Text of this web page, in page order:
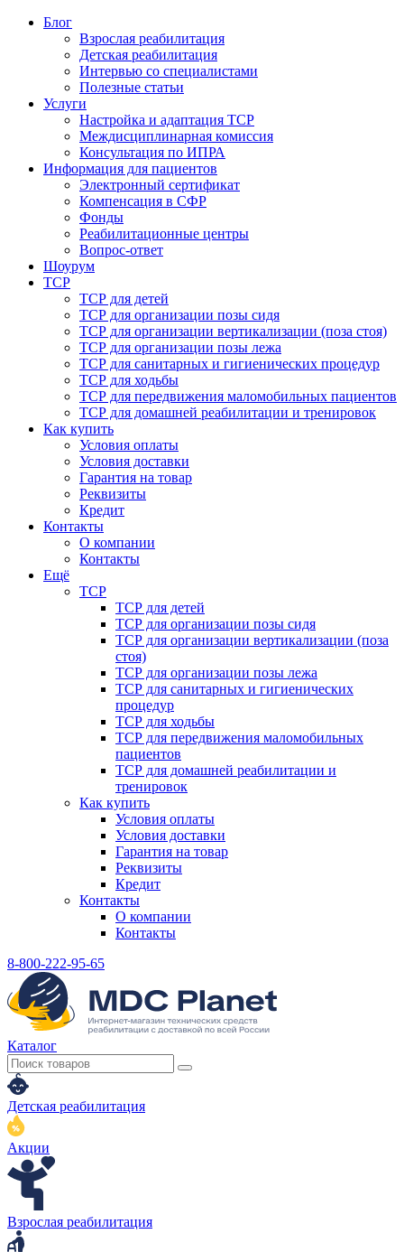
Блог
Взрослая реабилитация
Детская реабилитация
Интервью со специалистами
Полезные статьи
Услуги
Настройка и адаптация ТСР
Междисциплинарная комиссия
Консультация по ИПРА
Информация для пациентов
Электронный сертификат
Компенсация в СФР
Фонды
Реабилитационные центры
Вопрос-ответ
Шоурум
ТСР
ТСР для детей
ТСР для организации позы сидя
ТСР для организации вертикализации (поза стоя)
ТСР для организации позы лежа
ТСР для санитарных и гигиенических процедур
ТСР для ходьбы
ТСР для передвижения маломобильных пациентов
ТСР для домашней реабилитации и тренировок
Как купить
Условия оплаты
Условия доставки
Гарантия на товар
Реквизиты
Кредит
Контакты
О компании
Контакты
Ещё
ТСР
ТСР для детей
ТСР для организации позы сидя
ТСР для организации вертикализации (поза
стоя)
ТСР для организации позы лежа
ТСР для санитарных и гигиенических
процедур
ТСР для ходьбы
ТСР для передвижения маломобильных
пациентов
ТСР для домашней реабилитации и
тренировок
Как купить
Условия оплаты
Условия доставки
Гарантия на товар
Реквизиты
Кредит
Контакты
О компании
Контакты
8-800-222-95-65
Каталог
Детская реабилитация
Акции
Взрослая реабилитация